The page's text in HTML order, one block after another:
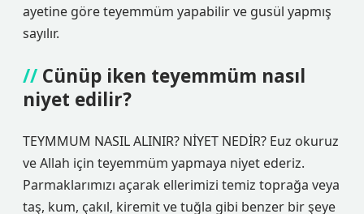
ayetine göre teyemmüm yapabilir ve gusül yapmış
sayılır.
Cünüp iken teyemmüm nasıl
niyet edilir?
TEYMMUM NASIL ALINIR? NİYET NEDİR? Euz okuruz
ve Allah için teyemmüm yapmaya niyet ederiz.
Parmaklarımızı açarak ellerimizi temiz toprağa veya
taş, kum, çakıl, kiremit ve tuğla gibi benzer bir şeye